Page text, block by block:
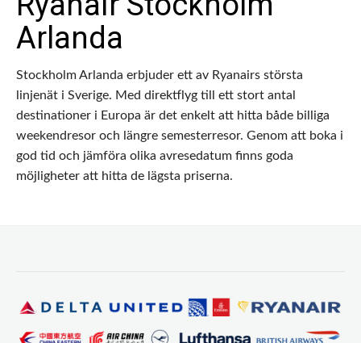
Arlanda
Stockholm Arlanda erbjuder ett av Ryanairs största
linjenät i Sverige. Med direktflyg till ett stort antal
destinationer i Europa är det enkelt att hitta både billiga
weekendresor och längre semesterresor. Genom att boka i
god tid och jämföra olika avresedatum finns goda
möjligheter att hitta de lägsta priserna.